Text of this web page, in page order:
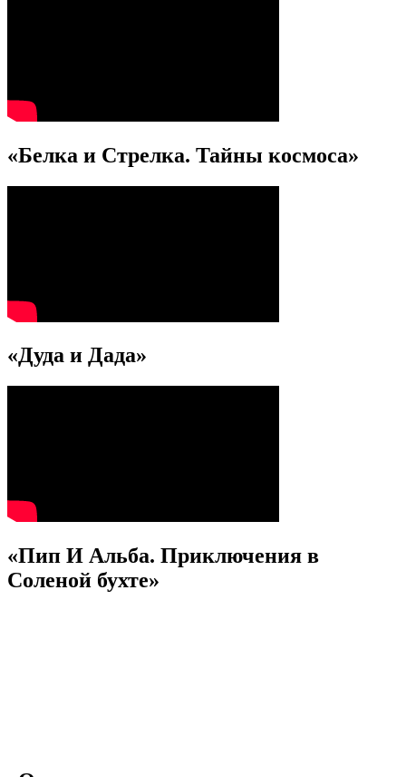
«Белка и Стрелка. Тайны космоса»
«Дуда и Дада»
«Пип И Альба. Приключения в
Соленой бухте»